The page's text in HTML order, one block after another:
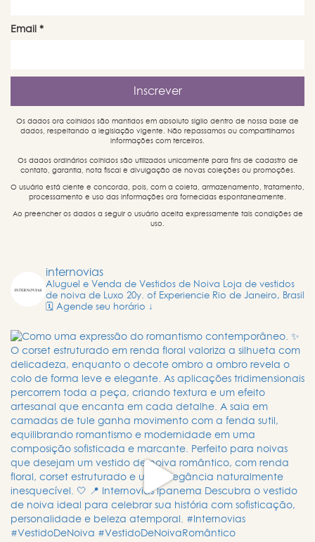
Email *
Os dados ora colhidos são mantidos em absoluto sigilo dentro de nossa base de
dados, respeitando a legislação vigente. Não repassamos ou compartilhamos
informações com terceiros.
Os dados ordinários colhidos são utilizados unicamente para fins de cadastro de
contato, garantia, nota fiscal e divulgação de novas coleções ou promoções.
O usuário está ciente e concorda, pois, com a coleta, armazenamento, tratamento,
processamento e uso das informações ora fornecidas espontaneamente.
Ao preencher os dados a seguir o usuário aceita expressamente tais condições de
uso.
internovias
Aluguel e Venda de Vestidos de Noiva Loja de vestidos
de noiva de Luxo 20y. of Experiencie Rio de Janeiro, Brasil
🗓️ Agende seu horário ↓